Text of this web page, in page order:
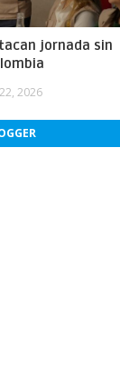
jornada sin
2026